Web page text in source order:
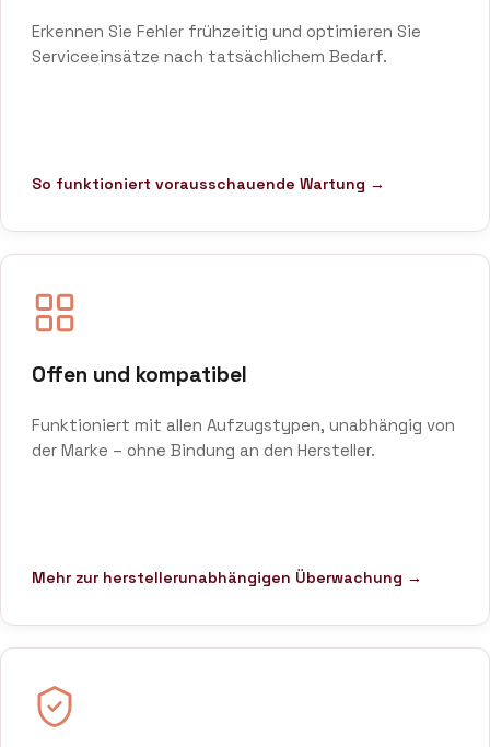
Erkennen Sie Fehler frühzeitig und optimieren Sie
Serviceeinsätze nach tatsächlichem Bedarf.
So funktioniert vorausschauende Wartung →
Offen und kompatibel
Funktioniert mit allen Aufzugstypen, unabhängig von
der Marke – ohne Bindung an den Hersteller.
Mehr zur herstellerunabhängigen Überwachung →